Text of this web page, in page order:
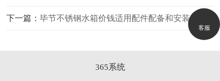
下一篇：毕节不锈钢水箱价钱适用配件配备和安装
365系统
客服